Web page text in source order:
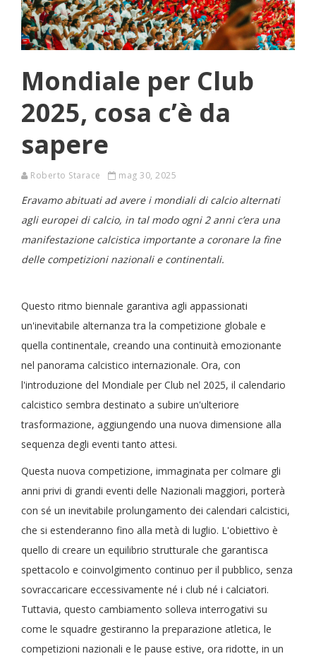
Mondiale per Club
2025, cosa c’è da
sapere
Roberto Starace mag 30, 2025
Eravamo abituati ad avere i mondiali di calcio alternati
agli europei di calcio, in tal modo ogni 2 anni c’era una
manifestazione calcistica importante a coronare la fine
delle competizioni nazionali e continentali.
Questo ritmo biennale garantiva agli appassionati
un'inevitabile alternanza tra la competizione globale e
quella continentale, creando una continuità emozionante
nel panorama calcistico internazionale. Ora, con
l'introduzione del Mondiale per Club nel 2025, il calendario
calcistico sembra destinato a subire un'ulteriore
trasformazione, aggiungendo una nuova dimensione alla
sequenza degli eventi tanto attesi.
Questa nuova competizione, immaginata per colmare gli
anni privi di grandi eventi delle Nazionali maggiori, porterà
con sé un inevitabile prolungamento dei calendari calcistici,
che si estenderanno fino alla metà di luglio. L'obiettivo è
quello di creare un equilibrio strutturale che garantisca
spettacolo e coinvolgimento continuo per il pubblico, senza
sovraccaricare eccessivamente né i club né i calciatori.
Tuttavia, questo cambiamento solleva interrogativi su
come le squadre gestiranno la preparazione atletica, le
competizioni nazionali e le pause estive, ora ridotte, in un